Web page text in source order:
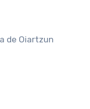
de Oiartzun